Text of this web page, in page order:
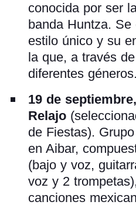
conocida por ser
banda Huntza.
estilo único y su
la que, a través
diferentes géneros.
19 de
Relajo
de Fiestas).
en Aibar,
(bajo y voz,
voz y 2
canciones